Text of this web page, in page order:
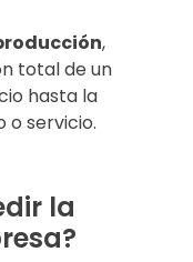
,
total de un
hasta la
servicio.
la